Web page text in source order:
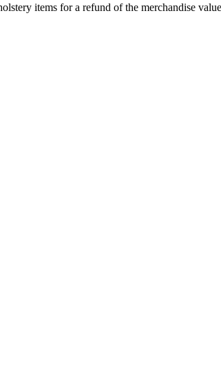
items for a refund of the merchandise